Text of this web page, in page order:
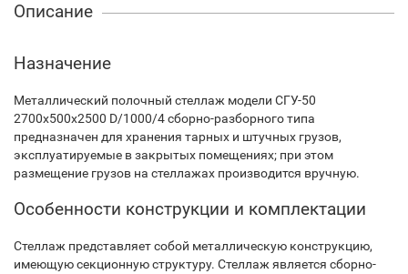
Описание
Назначение
Металлический полочный стеллаж модели СГУ-50
2700х500х2500 D/1000/4 сборно-разборного типа
предназначен для хранения тарных и штучных грузов,
эксплуатируемые в закрытых помещениях; при этом
размещение грузов на стеллажах производится вручную.
Особенности конструкции и комплектации
Стеллаж представляет собой металлическую конструкцию,
имеющую секционную структуру. Стеллаж является сборно-